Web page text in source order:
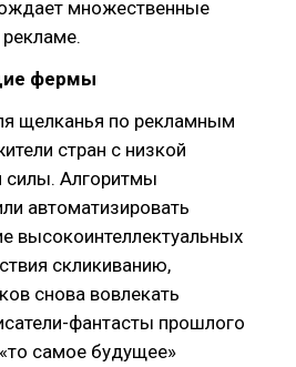
множественные
фермы
щелканья по рекламным
стран с низкой
силы. Алгоритмы
автоматизировать
высокоинтеллектуальных
скликиванию,
снова вовлекать
фантасты прошлого
самое будущее»